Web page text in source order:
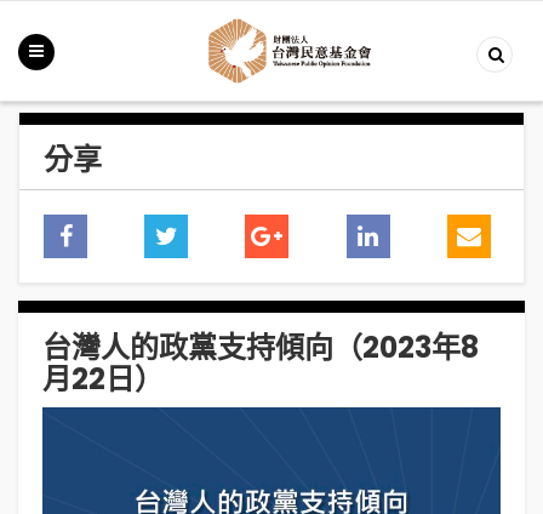
分享
台灣人的政黨支持傾向（2023年8
月22日）